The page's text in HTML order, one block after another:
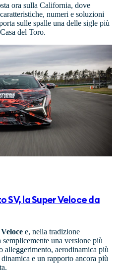
ora sulla California, dove
numeri e soluzioni
sulle spalle una delle sigle più
del Toro.
SV, la Super Veloce da
e, nella tradizione
una versione più
alleggerimento, aerodinamica più
e un rapporto ancora più